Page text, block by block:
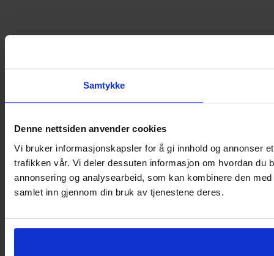
Samtykke
Denne nettsiden anvender cookies
Vi bruker informasjonskapsler for å gi innhold og annonser
trafikken vår. Vi deler dessuten informasjon om hvordan du
annonsering og analysearbeid, som kan kombinere den
samlet inn gjennom din bruk av tjenestene deres.